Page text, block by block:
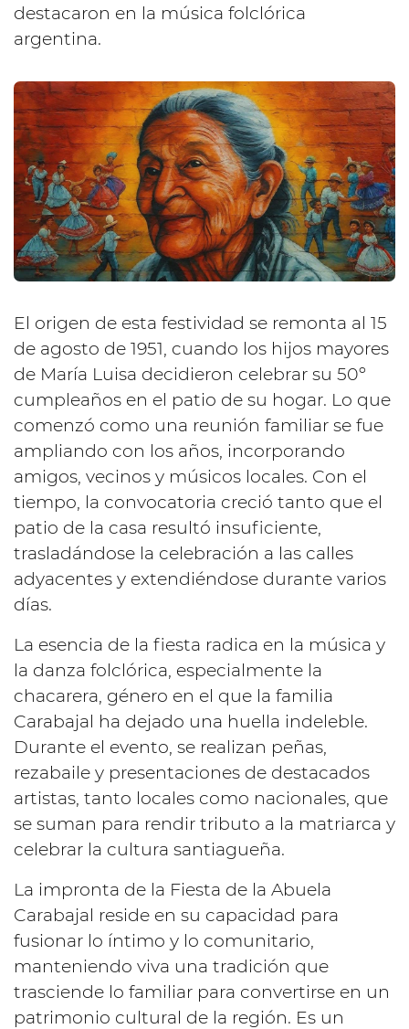
destacaron en la música folclórica
argentina.
El origen de esta festividad se remonta al 15
de agosto de 1951, cuando los hijos mayores
de María Luisa decidieron celebrar su 50º
cumpleaños en el patio de su hogar. Lo que
comenzó como una reunión familiar se fue
ampliando con los años, incorporando
amigos, vecinos y músicos locales. Con el
tiempo, la convocatoria creció tanto que el
patio de la casa resultó insuficiente,
trasladándose la celebración a las calles
adyacentes y extendiéndose durante varios
días.
La esencia de la fiesta radica en la música y
la danza folclórica, especialmente la
chacarera, género en el que la familia
Carabajal ha dejado una huella indeleble.
Durante el evento, se realizan peñas,
rezabaile y presentaciones de destacados
artistas, tanto locales como nacionales, que
se suman para rendir tributo a la matriarca y
celebrar la cultura santiagueña.
La impronta de la Fiesta de la Abuela
Carabajal reside en su capacidad para
fusionar lo íntimo y lo comunitario,
manteniendo viva una tradición que
trasciende lo familiar para convertirse en un
patrimonio cultural de la región. Es un